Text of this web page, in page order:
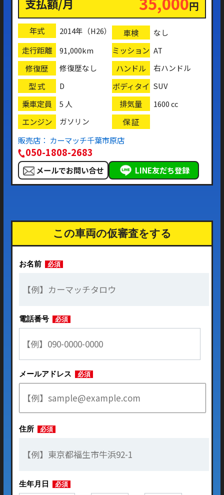
支払額/月 円
年式 2014年（H26） 車検 なし
走行距離 91,000km ミッション AT
修復歴 修復歴なし ハンドル 右ハンドル
型 式 D
ボディタイ
プ
SUV
乗車定員 5 人 排気量 1600 cc
エンジン ガソリン
保 証
販売店： カーマッチ千葉市原店
050-1808-2683
メールでお問い合せ LINE友だち登録
この車両の仮審査をする
お名前 必須
電話番号 必須
メールアドレス 必須
住所 必須
生年月日 必須